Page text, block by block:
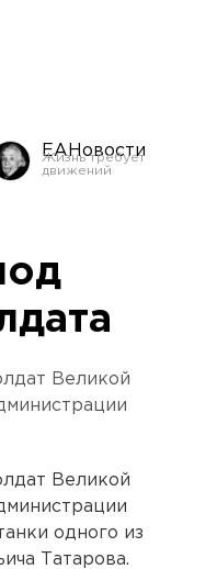
ЕАНовости
Великой
Великой
одного из
Татарова.